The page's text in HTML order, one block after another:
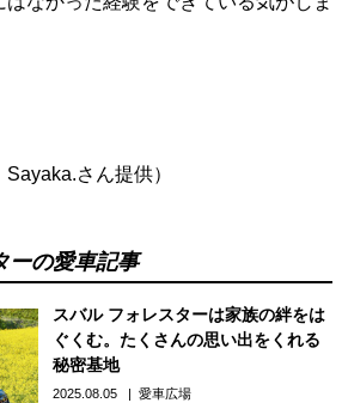
さん提供）
ーの愛車記事
スバル フォレスターは家族の絆をは
ぐくむ。たくさんの思い出をくれる
秘密基地
2025.08.05 愛車広場